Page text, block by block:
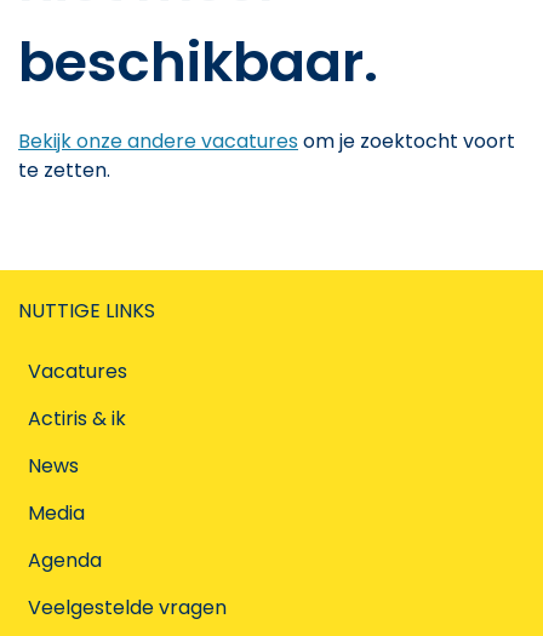
beschikbaar.
Bekijk onze andere vacaturesom je zoektocht voort
te zetten.
NUTTIGE LINKS
Vacatures
Actiris & ik
News
Media
Agenda
Veelgestelde vragen